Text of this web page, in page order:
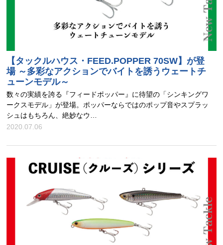
【タックルハウス・FEED.POPPER 70SW】が登
場 ～多彩なアクションでバイトを誘うウェートチ
ューンモデル～
数々の実績を誇る『フィードポッパー』に待望の「シンキングワ
ークスモデル」が登場。ポッパーならではのポップ音やスプラッ
シュはもちろん、絶妙なウ…
2020.07.06